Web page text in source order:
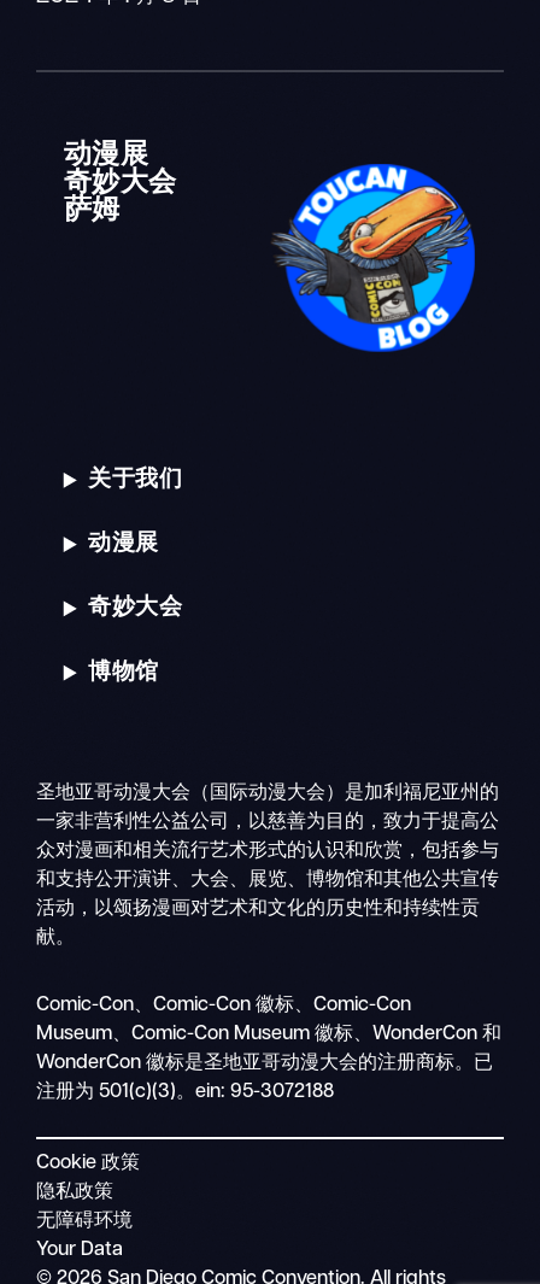
动
导
航
动漫展
奇妙大会
萨姆
关于我们
动漫展
奇妙大会
博物馆
圣地亚哥动漫大会（国际动漫大会）是加利福尼亚州的
一家非营利性公益公司，以慈善为目的，致力于提高公
众对漫画和相关流行艺术形式的认识和欣赏，包括参与
和支持公开演讲、大会、展览、博物馆和其他公共宣传
活动，以颂扬漫画对艺术和文化的历史性和持续性贡
献。
Comic-Con、Comic-Con 徽标、Comic-Con
Museum、Comic-Con Museum 徽标、WonderCon 和
WonderCon 徽标是圣地亚哥动漫大会的注册商标。已
注册为 501(c)(3)。ein: 95-3072188
Cookie 政策
隐私政策
无障碍环境
Your Data
© 2026 San Diego Comic Convention. All rights